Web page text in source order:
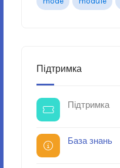
Підтримка
Підтримка
База знань